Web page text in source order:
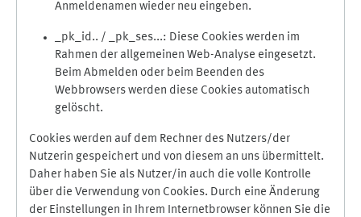
Anmeldenamen wieder neu eingeben.
_pk_id.. / _pk_ses...: Diese Cookies werden im
Rahmen der allgemeinen Web-Analyse eingesetzt.
Beim Abmelden oder beim Beenden des
Webbrowsers werden diese Cookies automatisch
gelöscht.
Cookies werden auf dem Rechner des Nutzers/der
Nutzerin gespeichert und von diesem an uns übermittelt.
Daher haben Sie als Nutzer/in auch die volle Kontrolle
über die Verwendung von Cookies. Durch eine Änderung
der Einstellungen in Ihrem Internetbrowser können Sie die